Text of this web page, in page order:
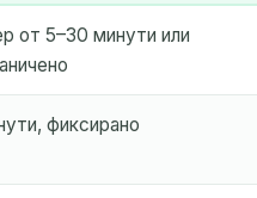
след15секунди
от 5–30 минути или
фиксирано